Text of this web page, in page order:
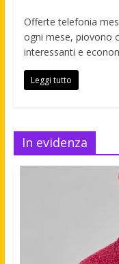
Offerte telefonia
ogni mese, piovono
interessanti e
Leggi tutto
In evidenza